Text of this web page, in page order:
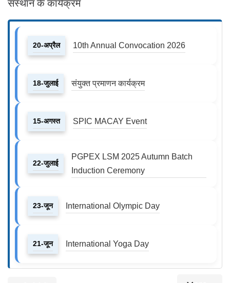
20-अप्रैल 10th Annual Convocation 2026
18-जुलाई संयुक्त प्रमाणन कार्यक्रम
15-अगस्त SPIC MACAY Event
22-जुलाई
PGPEX LSM 2025 Autumn Batch
Induction Ceremony
23-जून International Olympic Day
21-जून International Yoga Day